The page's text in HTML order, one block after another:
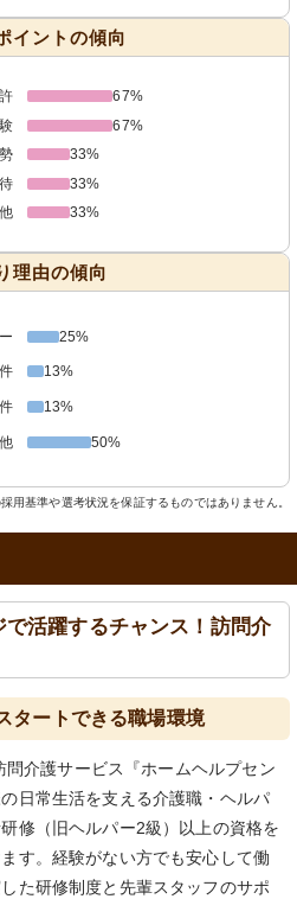
イントの傾向
67%
67%
33%
33%
33%
理由の傾向
25%
13%
13%
50%
用基準や選考状況を保証するものではありません。
活躍するチャンス！訪問介
タートできる職場環境
介護サービス『ホームヘルプセン
日常生活を支える介護職・ヘルパ
修（旧ヘルパー2級）以上の資格を
す。経験がない方でも安心して働
た研修制度と先輩スタッフのサポ